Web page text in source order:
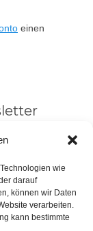
wie
darauf
können wir Daten
verarbeiten.
kann bestimmte
einen